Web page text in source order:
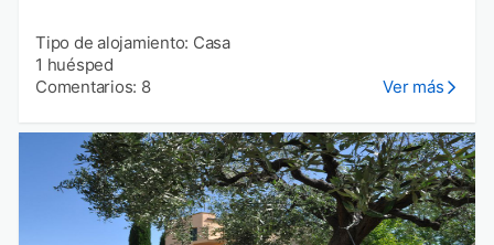
Tipo de alojamiento: Casa
1 huésped
Comentarios: 8
Ver más